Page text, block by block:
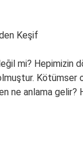
Keşif
mi? Hepimizin
Kötümser
ne anlama